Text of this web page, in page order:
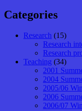
Categories
Research (15)
Research
Research
Teaching (34)
2001
2004
2005/06
2006
2006/07